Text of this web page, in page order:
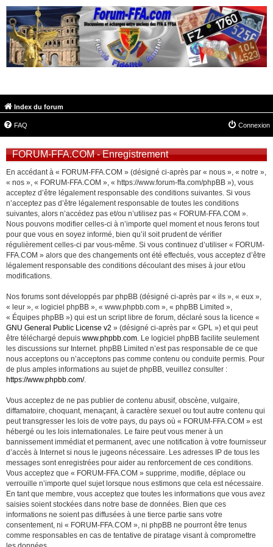
Index du forum
FAQ Connexion
FORUM-FFA.COM - Enregistrement
En accédant à « FORUM-FFA.COM » (désigné ci-après par « nous », « notre »,
« nos », « FORUM-FFA.COM », « https://www.forum-ffa.com/phpBB »), vous
acceptez d’être légalement responsable des conditions suivantes. Si vous
n’acceptez pas d’être légalement responsable de toutes les conditions
suivantes, alors n’accédez pas et/ou n’utilisez pas « FORUM-FFA.COM ».
Nous pouvons modifier celles-ci à n’importe quel moment et nous ferons tout
pour que vous en soyez informé, bien qu’il soit prudent de vérifier
régulièrement celles-ci par vous-même. Si vous continuez d’utiliser « FORUM-
FFA.COM » alors que des changements ont été effectués, vous acceptez d’être
légalement responsable des conditions découlant des mises à jour et/ou
modifications.
Nos forums sont développés par phpBB (désigné ci-après par « ils », « eux »,
« leur », « logiciel phpBB », « www.phpbb.com », « phpBB Limited »,
« Équipes phpBB ») qui est un script libre de forum, déclaré sous la licence «
GNU General Public License v2 » (désigné ci-après par « GPL ») et qui peut
être téléchargé depuis www.phpbb.com . Le logiciel phpBB facilite seulement
les discussions sur Internet. phpBB Limited n’est pas responsable de ce que
nous acceptons ou n’acceptons pas comme contenu ou conduite permis. Pour
de plus amples informations au sujet de phpBB, veuillez consulter :
https://www.phpbb.com/.
Vous acceptez de ne pas publier de contenu abusif, obscène, vulgaire,
diffamatoire, choquant, menaçant, à caractère sexuel ou tout autre contenu qui
peut transgresser les lois de votre pays, du pays où « FORUM-FFA.COM » est
hébergé ou les lois internationales. Le faire peut vous mener à un
bannissement immédiat et permanent, avec une notification à votre fournisseur
d’accès à Internet si nous le jugeons nécessaire. Les adresses IP de tous les
messages sont enregistrées pour aider au renforcement de ces conditions.
Vous acceptez que « FORUM-FFA.COM » supprime, modifie, déplace ou
verrouille n’importe quel sujet lorsque nous estimons que cela est nécessaire.
En tant que membre, vous acceptez que toutes les informations que vous avez
saisies soient stockées dans notre base de données. Bien que ces
informations ne soient pas diffusées à une tierce partie sans votre
consentement, ni « FORUM-FFA.COM », ni phpBB ne pourront être tenus
comme responsables en cas de tentative de piratage visant à compromettre